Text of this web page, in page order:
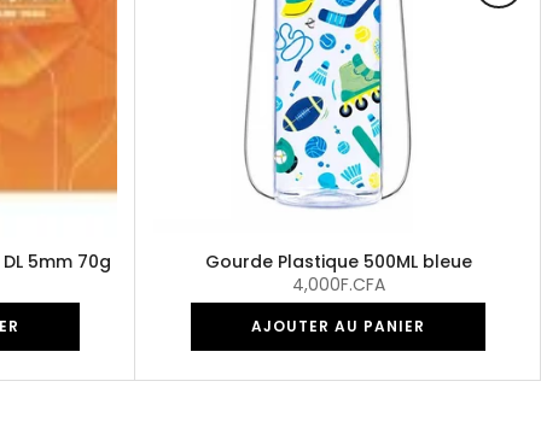
5mm 70g
Gourde Plastique 500ML bleue
4,000F.CFA
AJOUTER AU PANIER